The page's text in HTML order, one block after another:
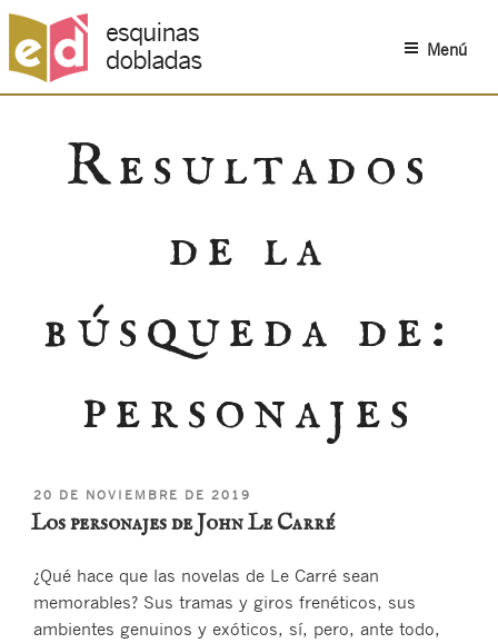
contenido
Menú
Resultados
de la
búsqueda de:
personajes
PUBLICADO
EL
20 DE NOVIEMBRE DE 2019
Los personajes de John Le Carré
¿Qué hace que las novelas de Le Carré sean
memorables? Sus tramas y giros frenéticos, sus
ambientes genuinos y exóticos, sí, pero, ante todo,